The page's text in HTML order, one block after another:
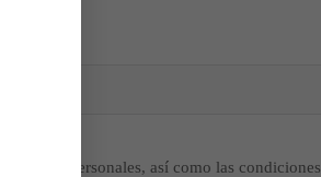
datos personales, así como las condiciones